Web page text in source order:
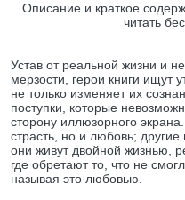
Описание и краткое
читать
Устав от реальной жизни и
мерзости, герои книги ищут
не только изменяет их
поступки, которые
сторону иллюзорного
страсть, но и любовь;
они живут двойной жизнью,
где обретают то, что не
называя это любовью.